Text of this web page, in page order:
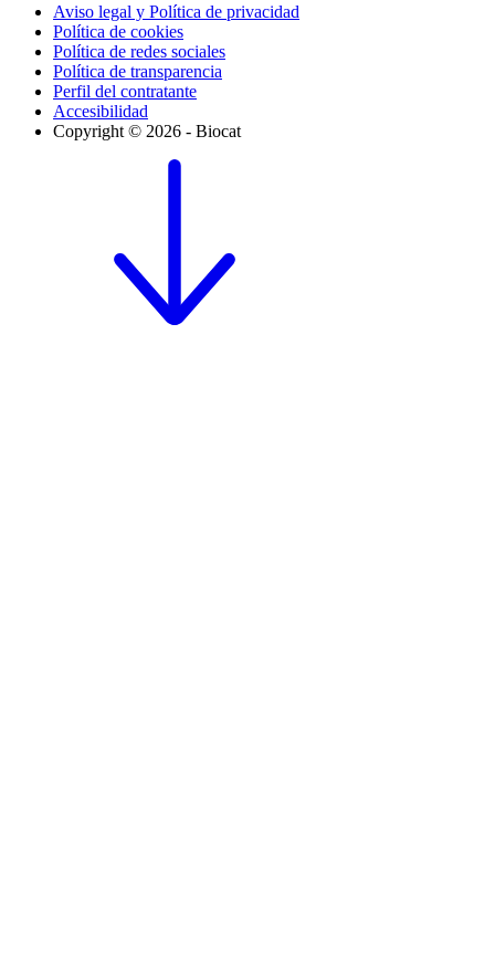
Aviso legal y Política de privacidad
Política de cookies
Política de redes sociales
Política de transparencia
Perfil del contratante
Accesibilidad
Copyright © 2026 - Biocat